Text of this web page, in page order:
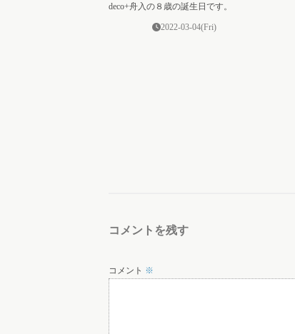
deco+舟入の８歳の誕生日です。
2022-03-04(Fri)
コメントを残す
コメント ※